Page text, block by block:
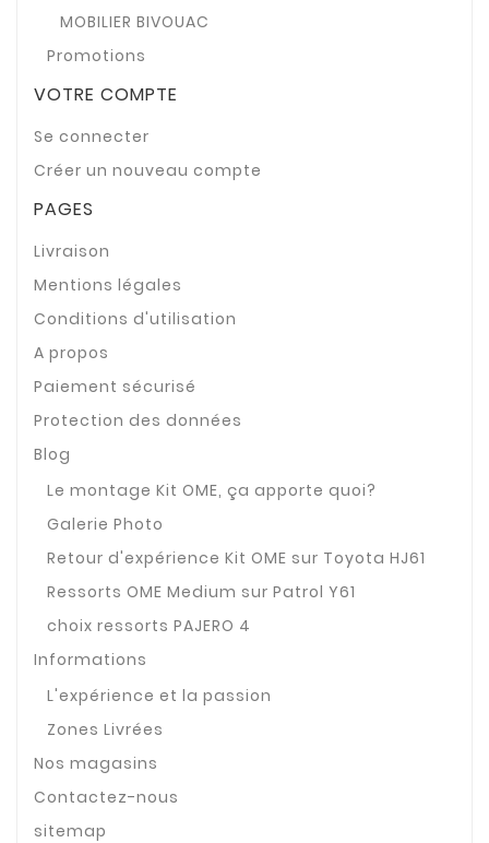
MOBILIER BIVOUAC
Promotions
VOTRE COMPTE
Se connecter
Créer un nouveau compte
PAGES
Livraison
Mentions légales
Conditions d'utilisation
A propos
Paiement sécurisé
Protection des données
Blog
Le montage Kit OME, ça apporte quoi?
Galerie Photo
Retour d'expérience Kit OME sur Toyota HJ61
Ressorts OME Medium sur Patrol Y61
choix ressorts PAJERO 4
Informations
L'expérience et la passion
Zones Livrées
Nos magasins
Contactez-nous
sitemap